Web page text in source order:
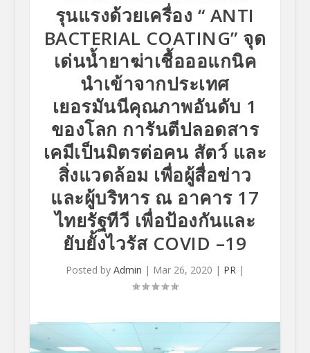
รุนแรงด้วยเครื่อง “ ANTI
BACTERIAL COATING” จุด
เด่นน้ำยาฆ่าเชื้อออแกนิค
นำเข้าจากประเทศ
เยอรมันนีคุณภาพอันดับ 1
ของโลก การันตีปลอดสาร
เคมีเป็นมิตรต่อคน สัตว์ และ
สิ่งแวดล้อม เพื่อผู้สื่อข่าว
และผู้บริหาร ณ อาคาร 17
ไทยรัฐทีวี เพื่อป้องกันและ
ยับยั้งไวรัส COVID –19
Posted by Admin | Mar 26, 2020 | PR|